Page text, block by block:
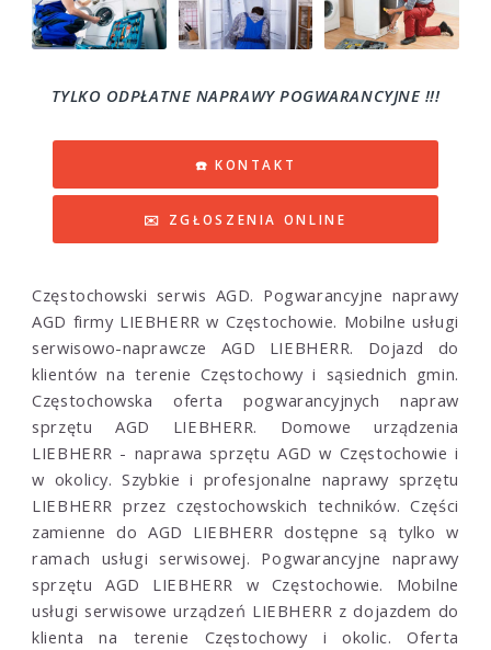
TYLKO ODPŁATNE NAPRAWY POGWARANCYJNE !!!
☎️ KONTAKT
✉️ ZGŁOSZENIA ONLINE
Częstochowski serwis AGD. Pogwarancyjne naprawy
AGD firmy LIEBHERR w Częstochowie. Mobilne usługi
serwisowo-naprawcze AGD LIEBHERR. Dojazd do
klientów na terenie Częstochowy i sąsiednich gmin.
Częstochowska oferta pogwarancyjnych napraw
sprzętu AGD LIEBHERR. Domowe urządzenia
LIEBHERR - naprawa sprzętu AGD w Częstochowie i
w okolicy. Szybkie i profesjonalne naprawy sprzętu
LIEBHERR przez częstochowskich techników. Części
zamienne do AGD LIEBHERR dostępne są tylko w
ramach usługi serwisowej. Pogwarancyjne naprawy
sprzętu AGD LIEBHERR w Częstochowie. Mobilne
usługi serwisowe urządzeń LIEBHERR z dojazdem do
klienta na terenie Częstochowy i okolic. Oferta